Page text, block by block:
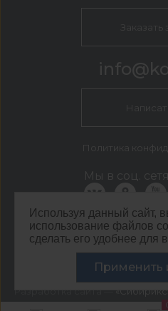
Используя данный сайт,
использование файлов
сделать его удобнее для
Применить
КДМ Москва
г. Москва,
Заказать
Политика
Мы в соц.
ООО ЦЕНТР КДМ. ИНН:
Разработка сайта —